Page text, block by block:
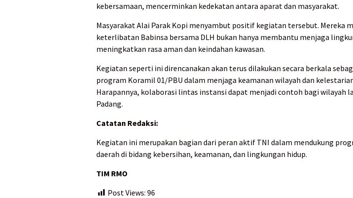
kebersamaan, mencerminkan kedekatan antara aparat dan masyarakat.
Masyarakat Alai Parak Kopi menyambut positif kegiatan tersebut. Mereka
keterlibatan Babinsa bersama DLH bukan hanya membantu menjaga
meningkatkan rasa aman dan keindahan kawasan.
Kegiatan seperti ini direncanakan akan terus dilakukan secara berkala
program Koramil 01/PBU dalam menjaga keamanan wilayah dan
Harapannya, kolaborasi lintas instansi dapat menjadi contoh bagi wilayah
Padang.
Catatan Redaksi:
Kegiatan ini merupakan bagian dari peran aktif TNI dalam mendukung
daerah di bidang kebersihan, keamanan, dan lingkungan hidup.
TIM RMO
Post Views: 96